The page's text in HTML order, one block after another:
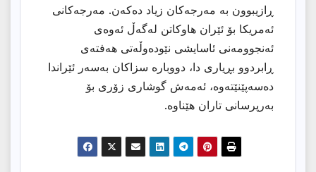
ڕازیبوون بە مەرجەكان زیاد دەكەن. مەرجەكانی
ئەمریكا بۆ ئێران هاوكاتن لەگەڵ ئەوەی
ئەنجوومەنی ئاسایشی نێودەوڵەتی هەفتەی
ڕابردوو بڕیاری دا، دووبارە سزاكان بەسەر ئێراندا
دەسەپێنێتەوە، ئەمەش گوشاری زۆری بۆ
بەرپرسانی تاران هێناوە.